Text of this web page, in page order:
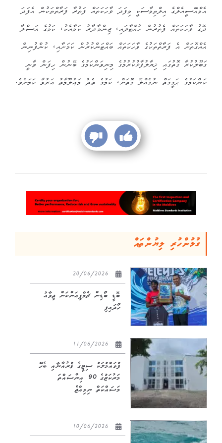
އެމްއޭސީއެލްގެ އިލްތިމާސަކީ މިފަދަ ވާހަކަތައް ފަތުރާ ފަރާތްތަކުން އެފަދަ
ދޮގު ވާހަކަތައް ފެތުރުން ހުއްޓާލައި، ޒިންމާދާރު ކަމާއެކު، ކަމުގެ އަސްލާ
އެއްގޮތަށް އެ ފަރާތްތަކުގެ ވާހަކަތައް ބައްޓަންކުރުން ކަމަށާއި، ކުންފުނިން
ގަބޫލުކުރާ ގޮތުގައި ޚިޔާލުފާޅުކުރުމުގެ މިނިވަންކަމުގެ ބޭނުން ހިފަން ވާނީ
ކަންކަމުގެ ޙަގީގަތް ނުގެއްލޭ ގޮތަށް، ކަމުގެ ތެދު މަޢުލޫމާތު އަރުވާ ކަމަށެވެ.
ގުޅުންހުރި ލިޔުންތައް
ބޮޑީ ބޯޑިން ޗެމްޕިއަންކަން ޖިވާއު
ހޯދައިފި
ފުވައްމުލަކު ސިޓީގެ ޤުރުއާނާއި ބެހޭ
މަރުކަޒުގެ 90 އިންސައްތަ
މަސައްކަތް ނިމިއްޖެ